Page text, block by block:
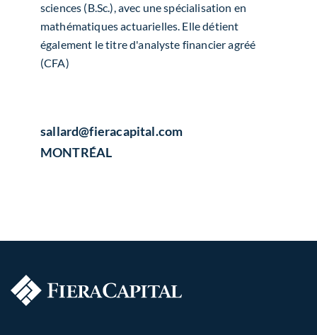
sciences (B.Sc.), avec une spécialisation en
mathématiques actuarielles. Elle détient
également le titre d'analyste financier agréé
(CFA)
sallard​@fieracapital.com
MONTRÉAL